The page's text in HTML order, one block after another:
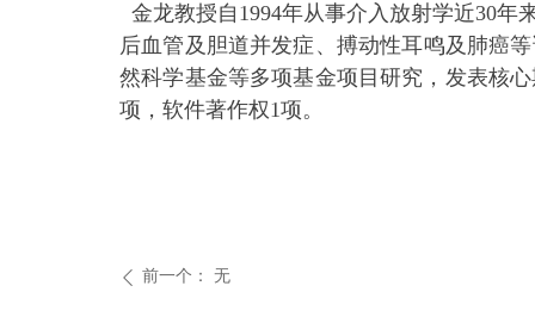
金龙教授自1994年从事介入放射学近30
后血管及胆道并发症、搏动性耳鸣及肺癌
然科学基金等多项基金项目研究，发表核
项，软件著作权1项。
ꄴ 前一个： 无